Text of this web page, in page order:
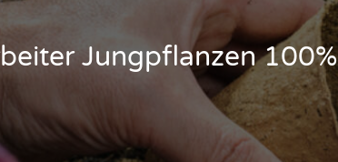
Jungpflanzen 100%